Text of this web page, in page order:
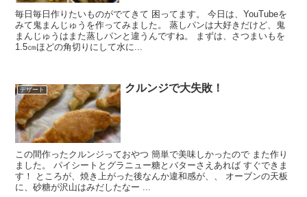
毎日毎日作りたいものがでてきて 困ってます。 今日は、YouTubeを
みて鬼まんじゅうを作ってみました。 蒸しパンは大好きだけど、鬼
まんじゅうはまた蒸しパンと違うんですね。 まずは、さつまいもを
1.5㎝ほどの角切りにして水に...
デザート クルンジで大失敗！
この間作ったクルンジっておやつ 簡単で美味しかったので また作り
ました。 パイシートとグラニュー糖とバターさえあれば すぐできま
す！ ところが、焼き上がった後なんか違和感が、、 オーブンの天板
に、砂糖が沢山はみだしたなー ...